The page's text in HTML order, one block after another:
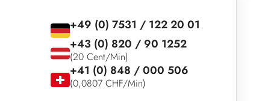
+49 (0) 7531 / 122 20 01
+43 (0) 820 / 90 1252
(20 Cent/Min)
+41 (0) 848 / 000 506
(0,0807 CHF/Min)